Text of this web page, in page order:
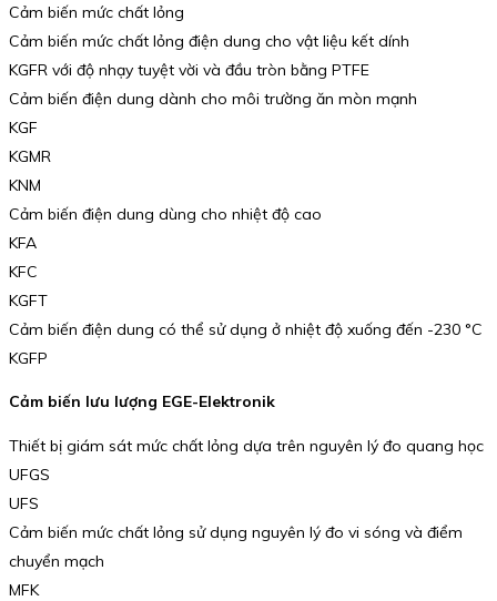
Cảm biến mức chất lỏng
Cảm biến mức chất lỏng điện dung cho vật liệu kết dính
KGFR với độ nhạy tuyệt vời và đầu tròn bằng PTFE
Cảm biến điện dung dành cho môi trường ăn mòn mạnh
KGF
KGMR
KNM
Cảm biến điện dung dùng cho nhiệt độ cao
KFA
KFC
KGFT
Cảm biến điện dung có thể sử dụng ở nhiệt độ xuống đến -230 °C
KGFP
Cảm biến lưu lượng EGE-Elektronik
Thiết bị giám sát mức chất lỏng dựa trên nguyên lý đo quang học
UFGS
UFS
Cảm biến mức chất lỏng sử dụng nguyên lý đo vi sóng và điểm
chuyển mạch
MFK